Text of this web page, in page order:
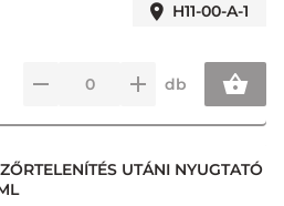
H11-00-A-1
db
UTÁNI NYUGTATÓ